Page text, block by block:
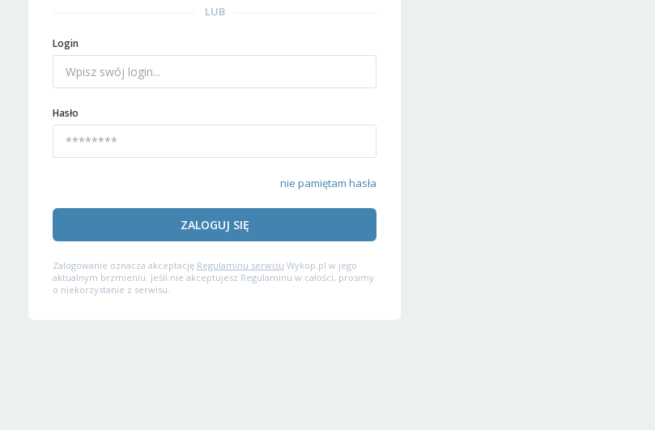
LUB
Login
Hasło
nie pamiętam hasła
ZALOGUJ SIĘ
Zalogowanie oznacza akceptację Regulaminu serwisu Wykop.pl w jego
aktualnym brzmieniu. Jeśli nie akceptujesz Regulaminu w całości, prosimy
o niekorzystanie z serwisu.